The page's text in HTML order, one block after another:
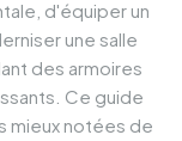
d'équiper un
une salle
des armoires
Ce guide
mieux notées de